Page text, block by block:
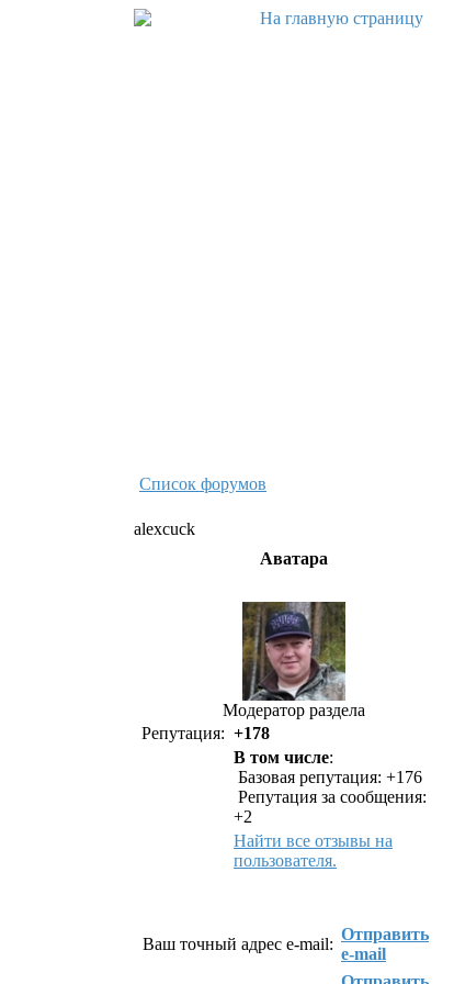
Список форумов
alexcuck
Аватара
Модератор раздела
Репутация: +178
В том числе:
Базовая репутация: +176
Репутация за сообщения:
+2
Найти все отзывы на
пользователя.
Ваш точный адрес e-mail:
Отправить
e-mail